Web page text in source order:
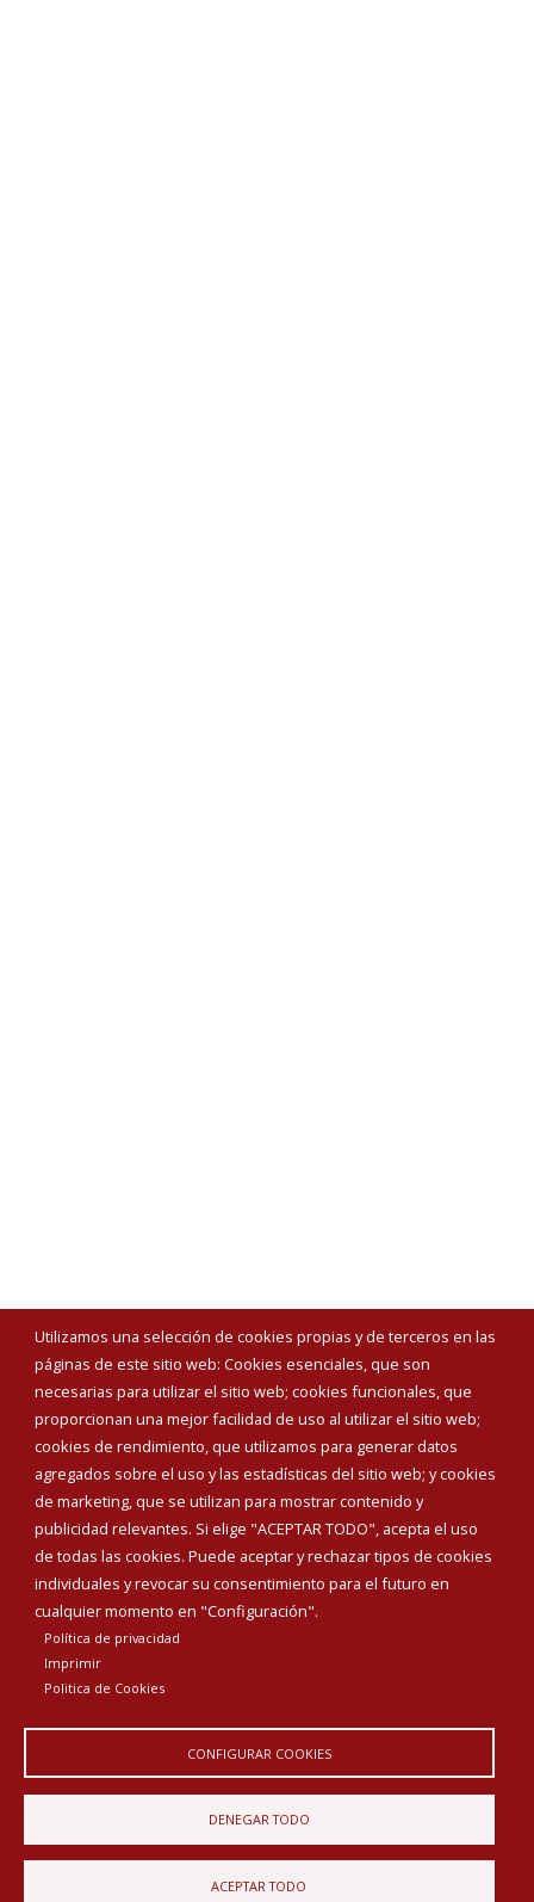
Utilizamos una selección de cookies propias y de terceros en las
páginas de este sitio web: Cookies esenciales, que son
necesarias para utilizar el sitio web; cookies funcionales, que
proporcionan una mejor facilidad de uso al utilizar el sitio web;
cookies de rendimiento, que utilizamos para generar datos
agregados sobre el uso y las estadísticas del sitio web; y cookies
de marketing, que se utilizan para mostrar contenido y
publicidad relevantes. Si elige "ACEPTAR TODO", acepta el uso
de todas las cookies. Puede aceptar y rechazar tipos de cookies
individuales y revocar su consentimiento para el futuro en
cualquier momento en "Configuración".
Política de privacidad
Imprimir
Politica de Cookies
CONFIGURAR COOKIES
DENEGAR TODO
ACEPTAR TODO